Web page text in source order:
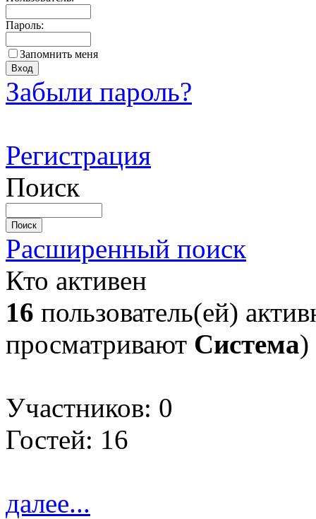
Пароль:
Запомнить меня
Забыли пароль?
Регистрация
Поиск
Расширенный поиск
Кто активен
16 пользователь(ей)
просматривают Система)
Участников: 0
Гостей: 16
далее...